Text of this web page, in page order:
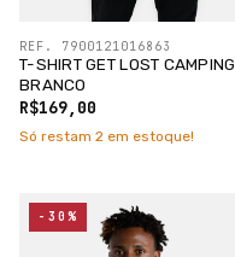
T-SHIRT GET LOST CAMPING
BRANCO
R$169,00
REF. 7900121016863
Só restam 2 em estoque!
-30%